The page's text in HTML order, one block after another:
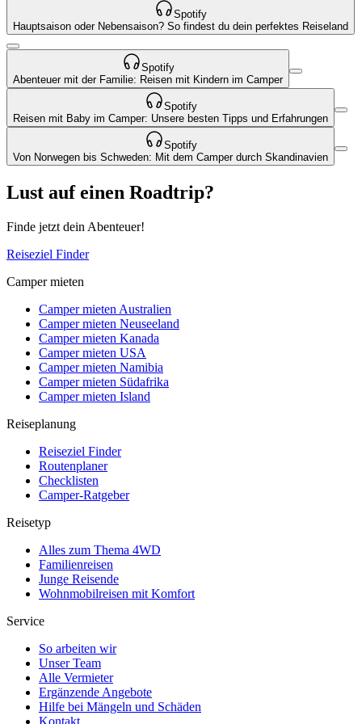
Spotify
Hauptsaison oder Nebensaison? So findest du dein perfektes Reiseland
Spotify
Abenteuer mit der Familie: Reisen mit Kindern im Camper
Spotify
Reisen mit Baby im Camper: Unsere besten Tipps und Erfahrungen
Spotify
Von Norwegen bis Schweden: Mit dem Camper durch Skandinavien
Lust auf einen Roadtrip?
Finde jetzt dein Abenteuer!
Reiseziel Finder
Camper mieten
Camper mieten Australien
Camper mieten Neuseeland
Camper mieten Kanada
Camper mieten USA
Camper mieten Namibia
Camper mieten Südafrika
Camper mieten Island
Reiseplanung
Reiseziel Finder
Routenplaner
Checklisten
Camper-Ratgeber
Reisetyp
Alles zum Thema 4WD
Familienreisen
Junge Reisende
Wohnmobilreisen mit Komfort
Service
So arbeiten wir
Unser Team
Alle Vermieter
Ergänzende Angebote
Hilfe bei Mängeln und Schäden
Kontakt